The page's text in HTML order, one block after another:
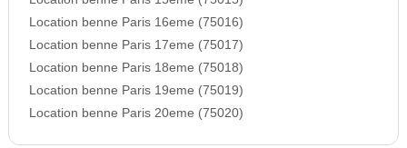
Location benne Paris 16eme (75016)
Location benne Paris 17eme (75017)
Location benne Paris 18eme (75018)
Location benne Paris 19eme (75019)
Location benne Paris 20eme (75020)